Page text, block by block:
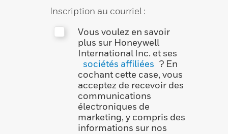
Inscription au courriel :
Vous voulez en savoir
plus sur Honeywell
International Inc. et ses
sociétés affiliées ? En
cochant cette case, vous
acceptez de recevoir des
communications
électroniques de
marketing, y compris des
informations sur nos